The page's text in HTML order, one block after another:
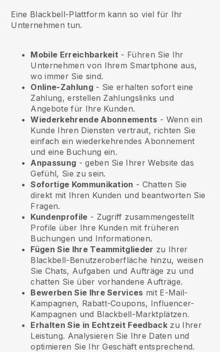
Eine Blackbell-Plattform kann so viel für Ihr
Unternehmen tun.
Mobile Erreichbarkeit - Führen Sie Ihr
Unternehmen von Ihrem Smartphone aus,
wo immer Sie sind.
Online-Zahlung- Sie erhalten sofort eine
Zahlung, erstellen Zahlungslinks und
Angebote für Ihre Kunden.
Wiederkehrende Abonnements - Wenn ein
Kunde Ihren Diensten vertraut, richten Sie
einfach ein wiederkehrendes Abonnement
und eine Buchung ein.
Anpassung - geben Sie Ihrer Website das
Gefühl, Sie zu sein.
Sofortige Kommunikation - Chatten Sie
direkt mit Ihren Kunden und beantworten Sie
Fragen.
Kundenprofile - Zugriff zusammengestellt
Profile über Ihre Kunden mit früheren
Buchungen und Informationen.
Fügen Sie Ihre Teammitglieder zu Ihrer
Blackbell-Benutzeroberfläche hinzu, weisen
Sie Chats, Aufgaben und Aufträge zu und
chatten Sie über vorhandene Aufträge.
Bewerben Sie Ihre Services mit E-Mail-
Kampagnen, Rabatt-Coupons, Influencer-
Kampagnen und Blackbell-Marktplätzen.
Erhalten Sie in Echtzeit Feedbackzu Ihrer
Leistung. Analysieren Sie Ihre Daten und
optimieren Sie Ihr Geschäft entsprechend.